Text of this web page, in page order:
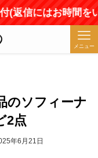
にはお時間をいただ
メニュー
のソフィーナ
2点
年6月21日